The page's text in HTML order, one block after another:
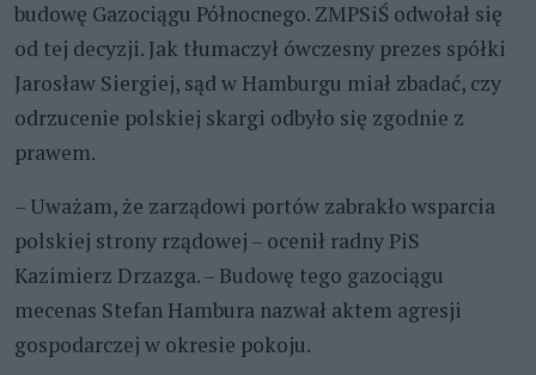
budowę Gazociągu Północnego. ZMPSiŚ odwołał się
od tej decyzji. Jak tłumaczył ówczesny prezes spółki
Jarosław Siergiej, sąd w Hamburgu miał zbadać, czy
odrzucenie polskiej skargi odbyło się zgodnie z
prawem.
– Uważam, że zarządowi portów zabrakło wsparcia
polskiej strony rządowej – ocenił radny PiS
Kazimierz Drzazga. – Budowę tego gazociągu
mecenas Stefan Hambura nazwał aktem agresji
gospodarczej w okresie pokoju.